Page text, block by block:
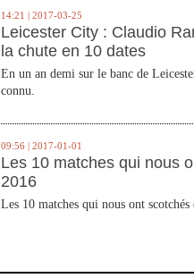
14:21 | 2017-03-25
Leicester City : Claudio
la chute en 10 dates
En un an demi sur le banc de
connu.
09:56 | 2017-01-01
Les 10 matches qui nous
2016
Les 10 matches qui nous ont scotchés